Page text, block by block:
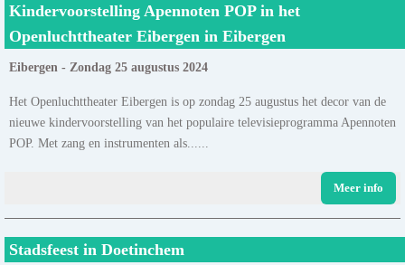
Kindervoorstelling Apennoten POP in het
Openluchttheater Eibergen in Eibergen
Eibergen - Zondag 25 augustus 2024
Het Openluchttheater Eibergen is op zondag 25 augustus het decor van de
nieuwe kindervoorstelling van het populaire televisieprogramma Apennoten
POP. Met zang en instrumenten als......
Meer info
Stadsfeest in Doetinchem